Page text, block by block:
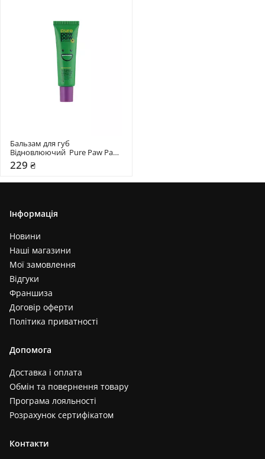
Бальзам для губ
Відновлюючий  Pure Paw Paw
15 гр
229 ₴
Інформація
Новини
Наші магазини
Мої замовлення
Відгуки
Франшиза
Договір оферти
Політика приватності
Допомога
Доставка і оплата
Обмін та повернення товару
Програма лояльності
Розрахунок сертифікатом
Контакти